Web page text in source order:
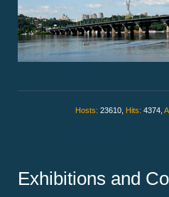
Hosts: 23610, Hits: 4374,
Exhibitions and